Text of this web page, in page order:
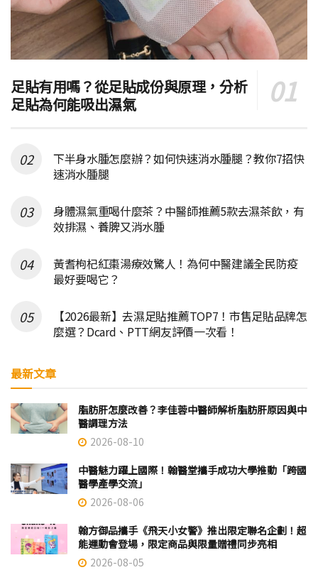
足貼有用嗎？從足貼成份與原理，分析
足貼為何能吸出濕氣
下半身水腫怎麼辦？如何快速消水腫腿？教你7招快
速消水腫腿
身體濕氣重喝什麼茶？中醫師推薦5款去濕茶飲，有
效排濕、養脾又消水腫
黃耆枸杞紅棗湯療效驚人！為何中醫建議全民防疫
最好要喝它？
【2026最新】去濕足貼推薦TOP7！市售足貼品牌怎
麼選？Dcard、PTT網友評價一次看！
最新文章
脂肪肝怎麼改善？李佳蓉中醫師解析脂肪肝原因與中
醫調理方法
2026-08-10
中醫魅力躍上國際！翰醫堂攜手成功大學推動「跨國
醫學產學交流」
2026-08-06
翰方御品攜手《飛天小女警》推出限定聯名企劃！超
能運動會登場，限定商品與限量贈禮同步亮相
2026-08-05